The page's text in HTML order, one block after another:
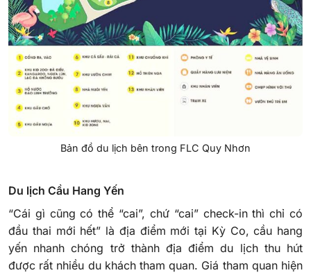
Bản đồ du lịch bên trong FLC Quy Nhơn
Du lịch Cầu Hang Yến
“Cái gì cũng có thể “cai”, chứ “cai” check-in thì chỉ có
đầu thai mới hết” là địa điểm mới tại Kỳ Co, cầu hang
yến nhanh chóng trở thành địa điểm du lịch thu hút
được rất nhiều du khách tham quan. Giá tham quan hiện